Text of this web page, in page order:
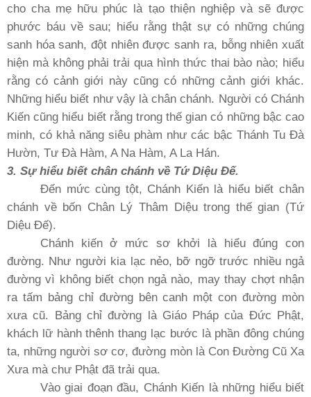
cho cha mẹ hữu phúc là tạo thiện nghiệp và sẽ được
phước báu về sau; hiểu rằng thật sự có những chúng
sanh hóa sanh, đột nhiên được sanh ra, bỗng nhiên xuất
hiện mà không phải trải qua hình thức thai bào nào; hiểu
rằng có cảnh giới này cũng có những cảnh giới khác.
Những hiểu biết như vậy là chân chánh. Người có Chánh
Kiến cũng hiểu biết rằng trong thế gian có những bậc cao
minh, có khả năng siêu phàm như các bậc Thánh Tu Ðà
Hườn, Tư Ðà Hàm, A Na Hàm, A La Hán.
3. Sự hiểu biết chân chánh về Tứ Diệu Ðế.
Ðến mức cùng tột, Chánh Kiến là hiểu biết chân
chánh về bốn Chân Lý Thâm Diệu trong thế gian (Tứ
Diệu Ðế).
Chánh kiến ở mức sơ khởi là hiểu đúng con
đường. Như người kia lạc nẻo, bỡ ngỡ trước nhiều ngả
đường vì không biết chọn ngả nào, may thay chợt nhận
ra tấm bảng chỉ đường bên canh một con đường mòn
xưa cũ. Bảng chỉ đường là Giáo Pháp của Ðức Phật,
khách lữ hành thênh thang lạc bước là phần đông chúng
ta, những người sơ cơ, đường mòn là Con Ðường Cũ Xa
Xưa mà chư Phật đã trải qua.
Vào giai đoạn đầu, Chánh Kiến là những hiểu biết